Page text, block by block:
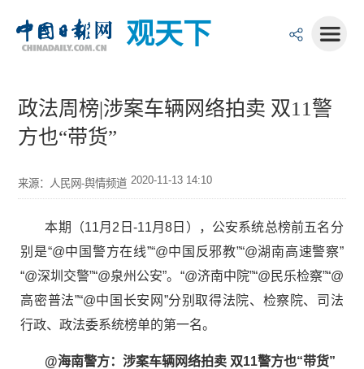
观天下
政法周榜|涉案车辆网络拍卖 双11警
方也“带货”
来源：人民网-舆情频道 2020-11-13 14:10
本期（11月2日-11月8日），公安系统总榜前五名分
别是“@中国警方在线”“@中国反邪教”“@湖南高速警察”
“@深圳交警”“@泉州公安”。“@济南中院”“@民乐检察”“@
高密普法”“@中国长安网”分别取得法院、检察院、司法
行政、政法委系统榜单的第一名。
@海南警方：涉案车辆网络拍卖 双11警方也“带货”